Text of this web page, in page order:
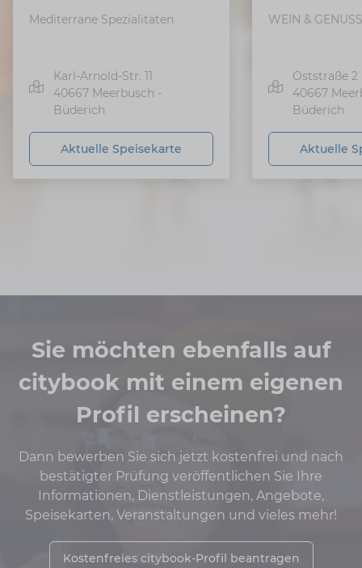
Mediterrane Spezialitäten
Karl-Arnold-Str. 11
40667 Meerbusch -
Büderich
Aktuelle Speisekarte
WEIN & GENUSS
Oststraße 2
40667
Büderich
Aktuelle
Sie möchten ebenfalls auf
citybook mit einem eigenen
Profil erscheinen?
Dann bewerben Sie sich jetzt kostenfrei und nach
bestätigter Prüfung veröffentlichen Sie Ihre
Informationen, Dienstleistungen, Angebote,
Speisekarten, Veranstaltungen und vieles mehr!
Kostenfreies citybook-Profil beantragen